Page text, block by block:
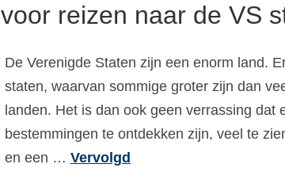
voor reizen naar de VS
De Verenigde Staten zijn een enorm land.
staten, waarvan sommige groter zijn dan
landen. Het is dan ook geen verrassing dat
bestemmingen te ontdekken zijn, veel te
en een … Vervolgd